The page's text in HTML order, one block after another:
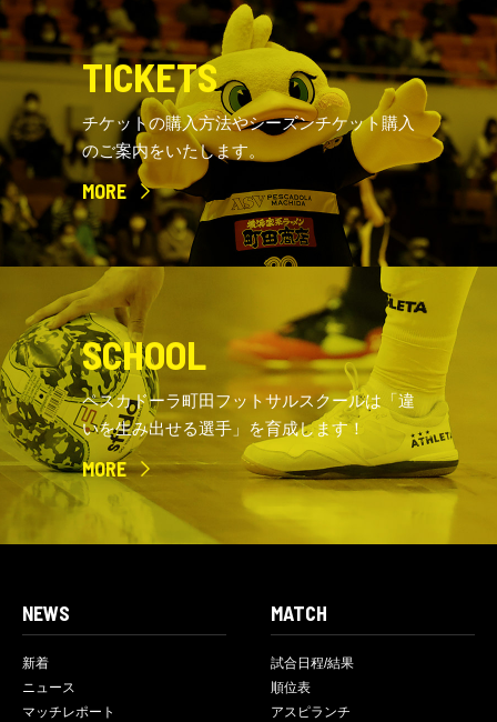
TICKETS
チケットの購入方法やシーズンチケット購入
のご案内をいたします。
MORE
SCHOOL
ペスカドーラ町田フットサルスクールは「違
いを生み出せる選手」を育成します！
MORE
NEWS
新着
ニュース
マッチレポート
MATCH
試合日程/結果
順位表
アスピランチ